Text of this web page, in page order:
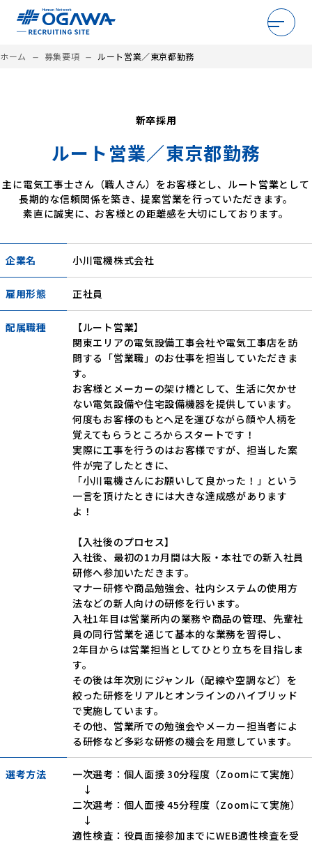
環境を知る
仲間を知る
座談会
募集要項
募集要項・エントリー
ホーム maximize 募集要項 maximize ルート営業／東京都勤務
新卒採用
ルート営業／東京都勤務
主に電気工事士さん（職人さん）をお客様とし、ルート営業として
長期的な信頼関係を築き、提案営業を行っていただきます。
素直に誠実に、お客様との距離感を大切にしております。
企業名 小川電機株式会社
雇用形態 正社員
配属職種
【ルート営業】
関東エリアの電気設備工事会社や電気工事店を訪
問する「営業職」のお仕事を担当していただきま
す。
お客様とメーカーの架け橋として、生活に欠かせ
ない電気設備や住宅設備機器を提供しています。
何度もお客様のもとへ足を運びながら顔や人柄を
覚えてもらうところからスタートです！
実際に工事を行うのはお客様ですが、担当した案
件が完了したときに、
「小川電機さんにお願いして良かった！」という
一言を頂けたときには大きな達成感があります
よ！
【入社後のプロセス】
入社後、最初の1カ月間は大阪・本社での新入社員
研修へ参加いただきます。
マナー研修や商品勉強会、社内システムの使用方
法などの新人向けの研修を行います。
入社1年目は営業所内の業務や商品の管理、先輩社
員の同行営業を通じて基本的な業務を習得し、
2年目からは営業担当としてひとり立ちを目指しま
す。
その後は年次別にジャンル（配線や空調など）を
絞った研修をリアルとオンラインのハイブリッド
で実施しています。
その他、営業所での勉強会やメーカー担当者によ
る研修など多彩な研修の機会を用意しています。
選考方法
一次選考：個人面接 30分程度（Zoomにて実施）
↓
二次選考：個人面接 45分程度（Zoomにて実施）
↓
適性検査：役員面接参加までにWEB適性検査を受